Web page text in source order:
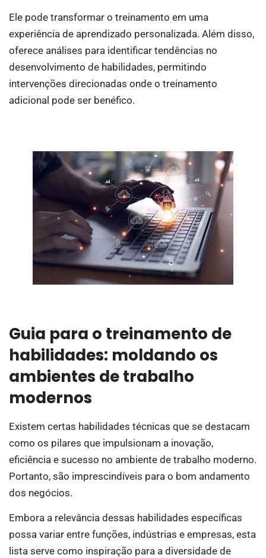
Ele pode transformar o treinamento em uma
experiência de aprendizado personalizada. Além disso,
oferece análises para identificar tendências no
desenvolvimento de habilidades, permitindo
intervenções direcionadas onde o treinamento
adicional pode ser benéfico.
Guia para o treinamento de
habilidades: moldando os
ambientes de trabalho
modernos
Existem certas habilidades técnicas que se destacam
como os pilares que impulsionam a inovação,
eficiência e sucesso no ambiente de trabalho moderno.
Portanto, são imprescindíveis para o bom andamento
dos negócios.
Embora a relevância dessas habilidades específicas
possa variar entre funções, indústrias e empresas, esta
lista serve como inspiração para a diversidade de